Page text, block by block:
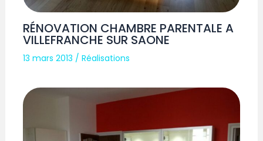
RÉNOVATION CHAMBRE PARENTALE A
VILLEFRANCHE SUR SAONE
13 mars 2013 /Réalisations